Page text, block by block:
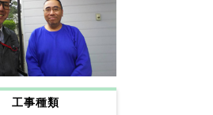
工事種類